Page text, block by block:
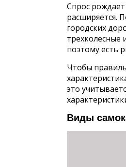
Спрос
расширяется.
городских
трехколесные
поэтому есть
Чтобы
это
Виды